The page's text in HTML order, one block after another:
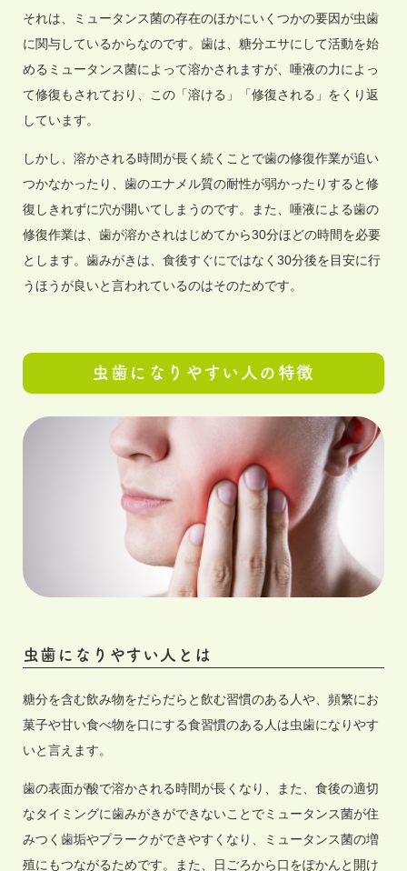
それは、ミュータンス菌の存在のほかにいくつかの要因が虫歯
に関与しているからなのです。歯は、糖分エサにして活動を始
めるミュータンス菌によって溶かされますが、唾液の力によっ
て修復もされており、この「溶ける」「修復される」をくり返
しています。
しかし、溶かされる時間が長く続くことで歯の修復作業が追い
つかなかったり、歯のエナメル質の耐性が弱かったりすると修
復しきれずに穴が開いてしまうのです。また、唾液による歯の
修復作業は、歯が溶かされはじめてから30分ほどの時間を必要
とします。歯みがきは、食後すぐにではなく30分後を目安に行
うほうが良いと言われているのはそのためです。
虫歯になりやすい人の特徴
虫歯になりやすい人とは
糖分を含む飲み物をだらだらと飲む習慣のある人や、頻繁にお
菓子や甘い食べ物を口にする食習慣のある人は虫歯になりやす
いと言えます。
歯の表面が酸で溶かされる時間が長くなり、また、食後の適切
なタイミングに歯みがきができないことでミュータンス菌が住
みつく歯垢やプラークができやすくなり、ミュータンス菌の増
殖にもつながるためです。また、日ごろから口をぽかんと開け